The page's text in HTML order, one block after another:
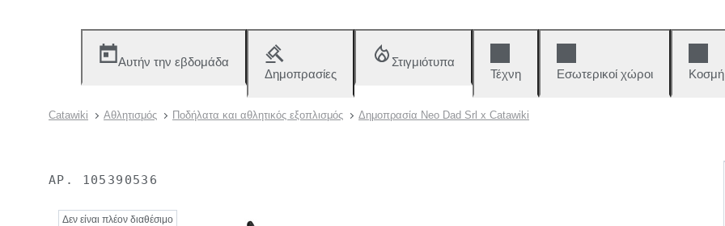
Αυτήν την εβδομάδα
Δημοπρασίες
Στιγμιότυπα
Τέχνη
Εσωτερικοί χώροι
Catawiki Αθλητισμός Ποδήλατα και αθλητικός εξοπλισμός Δημοπρασία Neo Dad Srl x Catawiki
ΑΡ. 105390536
Δεν είναι πλέον διαθέσιμο